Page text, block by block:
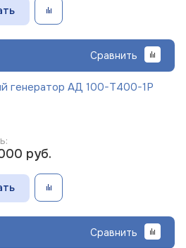
Сравнить
генератор АД 100-Т400-1Р
руб.
Сравнить